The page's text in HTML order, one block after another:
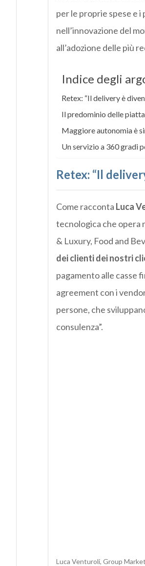
per le proprie spese e
nell’innovazione del
all’adozione delle più
Indice degli
Retex: “Il delivery è
Il predominio delle
Maggiore autonomia è
Un servizio a 360 gradi
Retex: “Il
Come racconta Luca
tecnologica che opera
& Luxury, Food and
dei clienti dei nostri
pagamento alle casse
agreement con i
persone, che
consulenza”.
Luca Venturoli, Group